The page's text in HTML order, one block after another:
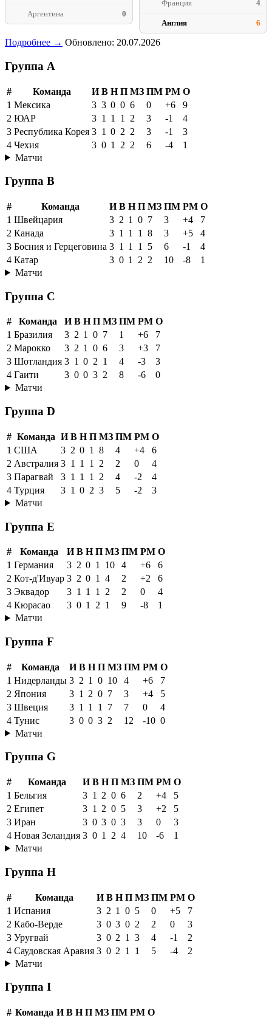
Аргентина 0
Франция 4
Англия 6
Подробнее → Обновлено: 20.07.2026
Группа A
# Команда И В Н П МЗ ПМ РМ О
1 Мексика 3 3 0 0 6 0 +6
9
2 ЮАР 3 1 1 1 2 3 -1
4
3 Республика Корея 3 1 0 2 2 3 -1
3
4 Чехия 3 0 1 2 2 6 -4
1
Матчи
Группа B
# Команда И В Н П МЗ ПМ РМ О
1 Швейцария 3 2 1 0 7 3 +4
7
2 Канада 3 1 1 1 8 3 +5
4
3 Босния и Герцеговина 3 1 1 1 5 6 -1
4
4 Катар 3 0 1 2 2 10 -8
1
Матчи
Группа C
# Команда И В Н П МЗ ПМ РМ О
1 Бразилия 3 2 1 0 7 1 +6
7
2 Марокко 3 2 1 0 6 3 +3
7
3 Шотландия 3 1 0 2 1 4 -3
3
4 Гаити 3 0 0 3 2 8 -6
0
Матчи
Группа D
# Команда И В Н П МЗ ПМ РМ О
1 США 3 2 0 1 8 4 +4
6
2 Австралия 3 1 1 1 2 2 0
4
3 Парагвай 3 1 1 1 2 4 -2
4
4 Турция 3 1 0 2 3 5 -2
3
Матчи
Группа E
# Команда И В Н П МЗ ПМ РМ О
1 Германия 3 2 0 1 10 4 +6
6
2 Кот-д'Ивуар 3 2 0 1 4 2 +2
6
3 Эквадор 3 1 1 1 2 2 0
4
4 Кюрасао 3 0 1 2 1 9 -8
1
Матчи
Группа F
# Команда И В Н П МЗ ПМ РМ О
1 Нидерланды 3 2 1 0 10 4 +6
7
2 Япония 3 1 2 0 7 3 +4
5
3 Швеция 3 1 1 1 7 7 0
4
4 Тунис 3 0 0 3 2 12 -10 0
Матчи
Группа G
# Команда И В Н П МЗ ПМ РМ О
1 Бельгия 3 1 2 0 6 2 +4
5
2 Египет 3 1 2 0 5 3 +2
5
3 Иран 3 0 3 0 3 3 0
3
4 Новая Зеландия 3 0 1 2 4 10 -6
1
Матчи
Группа H
# Команда И В Н П МЗ ПМ РМ О
1 Испания 3 2 1 0 5 0 +5
7
2 Кабо-Верде 3 0 3 0 2 2 0
3
3 Уругвай 3 0 2 1 3 4 -1
2
4 Саудовская Аравия 3 0 2 1 1 5 -4
2
Матчи
Группа I
# Команда И В Н П МЗ ПМ РМ О